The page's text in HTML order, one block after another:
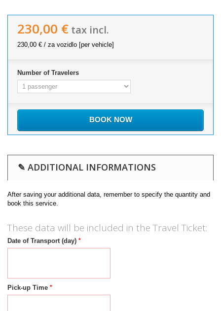
230,00 € tax incl.
230,00 € / za vozidlo [per vehicle]
Number of Travelers
BOOK NOW
✎ ADDITIONAL INFORMATIONS
After saving your additional data, remember to specify the quantity and
book this service.
These data will be included in the Travel Ticket:
Date of Transport (day) *
Pick-up Time *